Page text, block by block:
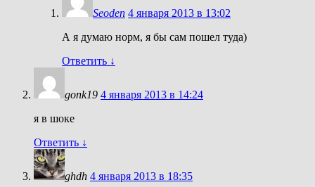
Seoden 4 января 2013 в 13:02
А я думаю норм, я бы сам пошел туда)
Ответить ↓
gonk19 4 января 2013 в 14:24
я в шоке
Ответить ↓
ghdh 4 января 2013 в 18:35